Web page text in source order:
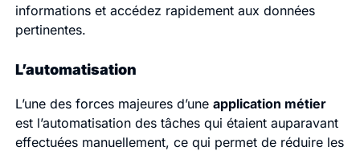
informations et accédez rapidement aux données
pertinentes.
L’automatisation
L’une des forces majeures d’une application métier
est l’automatisation des tâches qui étaient auparavant
effectuées manuellement, ce qui permet de réduire les